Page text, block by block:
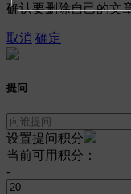
确认要删除自己的文
取消 确定
提问
设置提问积分
当前可用积分：
-